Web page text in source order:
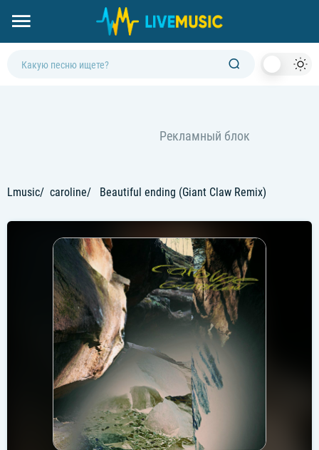
Lmusic caroline Beautiful ending (Giant Claw Remix)